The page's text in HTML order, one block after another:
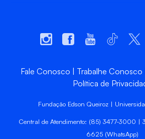
Fale Conosco Trabalhe Conosco
Política de
Fundação Edson Queiroz |
Central de Atendimento: (85) 3477-3000
6625 (WhatsApp)